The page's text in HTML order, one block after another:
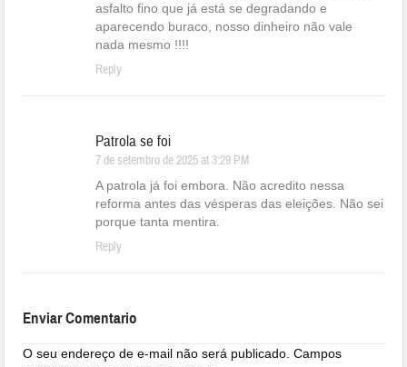
asfalto fino que já está se degradando e
aparecendo buraco, nosso dinheiro não vale
nada mesmo !!!!
Reply
Patrola se foi
7 de setembro de 2025 at 3:29 PM
A patrola já foi embora. Não acredito nessa
reforma antes das vésperas das eleições. Não sei
porque tanta mentira.
Reply
Enviar Comentario
O seu endereço de e-mail não será publicado. Campos